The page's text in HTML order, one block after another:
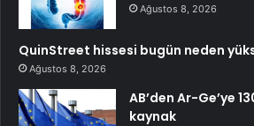
Ağustos 8, 2026
QuinStreet hissesi bugün neden
Ağustos 8, 2026
AB’den Ar-Ge’ye
kaynak